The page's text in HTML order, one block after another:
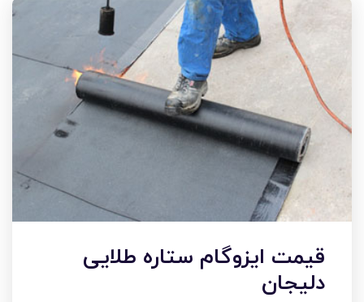
قیمت ایزوگام ستاره طلایی
دلیجان